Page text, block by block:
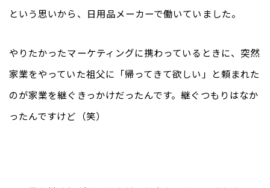
という思いから、日用品メーカーで働いていました。
やりたかったマーケティングに携わっているときに、突然
家業をやっていた祖父に「帰ってきて欲しい」と頼まれた
のが家業を継ぐきっかけだったんです。継ぐつもりはなか
ったんですけど（笑）